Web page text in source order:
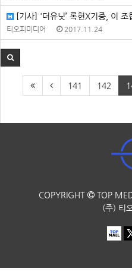
[기사] '더유닛’ 록현X기중, 이
티오피미디어 2017.11.24
141 142
COPYRIGHT TOP
(주) 티